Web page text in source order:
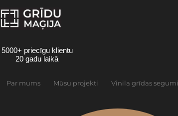
to
content
5000+ priecīgu klientu
20 gadu laikā
Par mums Mūsu projekti Vinila grīdas segumi